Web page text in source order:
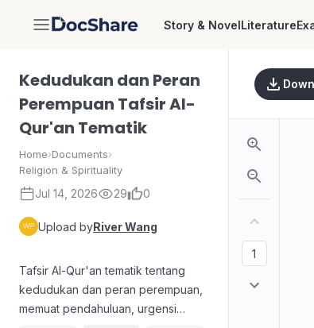
DocShare Story & NovelLiterature
Kedudukan dan Peran
Perempuan Tafsir Al-
Qur'an Tematik
Home›Documents›
Religion & Spirituality
Jul 14, 2026 29 0
Upload byRiver Wang
Tafsir Al-Qur'an tematik tentang
kedudukan dan peran perempuan,
memuat pendahuluan, urgensi